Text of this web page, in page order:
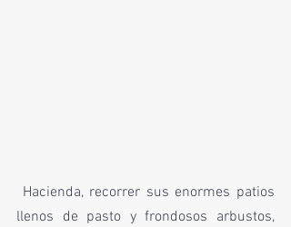
llenos de pasto y frondosos arbustos,